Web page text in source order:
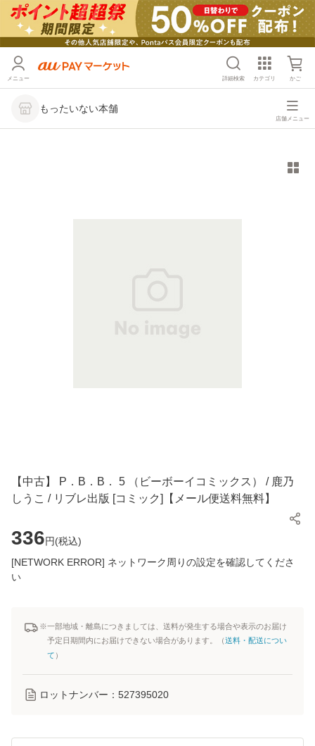
メニュー 詳細検索 カテゴリ かご
もったいない本舗
店舗メニュー
【中古】 P．B．B． 5 （ビーボーイコミックス） / 鹿乃
しうこ / リブレ出版 [コミック]【メール便送料無料】
336円(税込)
[NETWORK ERROR] ネットワーク周りの設定を確認してくださ
い
※一部地域・離島につきましては、送料が発生する場合や表示のお届け
予定日期間内にお届けできない場合があります。（送料・配送につい
て ）
ロットナンバー： 527395020